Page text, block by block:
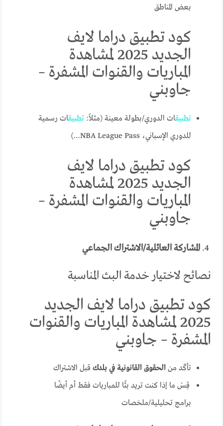
بعض المناطق
كود تطبيق دراما لايف
الجديد 2025 لمشاهدة
المباريات والقنوات المشفرة –
جاوبني
تطبيقات الدوري/بطولة معينة (مثلاً:تطبيقات رسمية
للدوري الإسباني، NBA League Pass…)
كود تطبيق دراما لايف
الجديد 2025 لمشاهدة
المباريات والقنوات المشفرة –
جاوبني
4. المشاركة العائلية/الاشتراك الجماعي
نصائح لاختيار خدمة البث المناسبة
كود تطبيق دراما لايف الجديد
2025 لمشاهدة المباريات والقنوات
المشفرة – جاوبني
تأكّد منالحقوق القانونية في بلدك قبل الاشتراك
قِسْ ما إذا كنت تريد بثًا للمباريات فقط أم أيضًا
برامج تحليلية/ملخصات